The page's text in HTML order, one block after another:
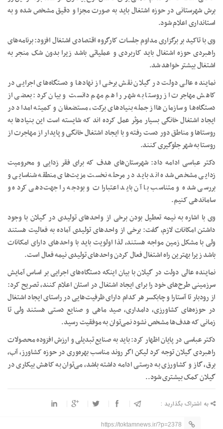
برش شهرستانی در حوزه اشتغال باید به صورت مجزا و دقیق مشخص شده و به
استانداری اعلام شود.
وی با تاکید بر برگزاری مداوم جلسات کارگروه اقتصادی اشتغال افزود: برنامه‌های
راهبردی حوزه اشتغال باید کاربردی و عملیاتی باشد زیرا بدون شک منجر به
اشتغال بیشتر خواهد شد.
نماینده عالی دولت در گیلان نقش برخی از نهادها و دستگاه‌های اجرایی در
کاهش مهاجرت از روستا به شهر را هم مهم دانست و بیان کرد: بعضی از
دستگاه‌ها و سازمان هااز جمله بنیادهای برکت، مستضعفان و کمیته امداد در
ایجاد اشتغال خانگی بسیار موثر عمل کرده اند که شایسته است این بنیادها به
روستاها و مناطق دور دست رفته و با ایجاد اشتغال خانگی و پایدار از مهاجرت از
روستا به شهر جلوگیری کنند.
دکتر عباسی ادامه داد: شهرستان‌های هدف که برای فقر زدایی و محرومیت
زدایی مشخص شده اند باید در مرحله نخست مزیت‌های منطقه شناسایی و
بررسی شده و متناسب با آن باید اعتبارات و بودجه را جهت‌دهی کرده و
ساماندهی کنیم.
وی با اشاره به نیمه تعطیل بودن برخی از واحدهای تولیدی در گیلان با وجود
داشتن امکانات لازم، گفت: برخی از واحدهای تولیدی آماده به فعالیت هستند
ولی با مشکل زمین مواجه هستند، لذا اولویت باید با واحدهای دارای امکانات
باشد زیرا بهترین راه اشتغال فعال کردن واحدهای تولیدی نیمه فعال است.
نماینده عالی دولت در گیلان با بیان اینکه دستگاه‌های اجرایی بر اساس آمایش
سرزمینی طرح‌های خود را برای ایجاد اشتغال در استان اعلام کنند، تصریح کرد:
از رودبار تا آستارا و چابکسر هر کدام دارای ظرفیت‌هایی در راستای ایجاد اشتغال
در حوزه‌های کشاورزی، دامداری، صید ماهی و صنایع دستی هستند ولی تا
زمانی که هدف‌ها مشخص نشود نمی‌توان به موفقیت رسید.
دکتر عباسی در پایان اظهار کرد: باید به صنایع تبدیلی و ارزش افزوده محصولات
راهبردی گیلان توجه کرد لیکن اگر روند مناسب بهره‌وری در حوزه کشاورز، آب،
برق، گاز و کشاورزی به درستی ادامه داشته باشد، می‌توان به کاهش بیکاری در
گیلان کمک بیشتری شود..
به اشتراک بگذارید :
https://toktamnews.ir/?p=2378